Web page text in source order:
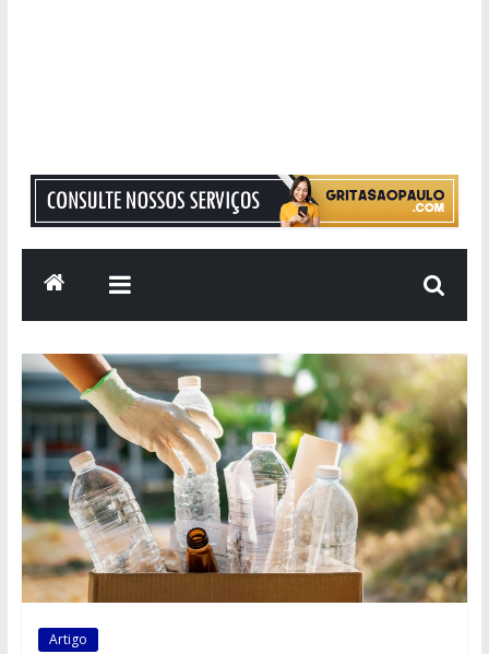
Grita
São
Paulo
Informação
com
Responsabilidade
Artigo